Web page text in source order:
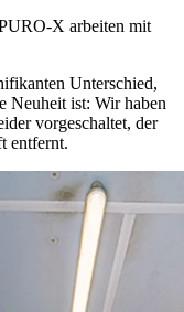
X arbeiten mit
Unterschied,
Neuheit ist: Wir haben
vorgeschaltet, der
entfernt.